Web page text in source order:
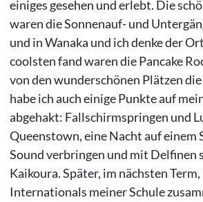
einiges gesehen und erlebt. Die
waren die Sonnenauf- und
und in Wanaka und ich denke der
coolsten fand waren die Pancake
von den wunderschönen Plätzen die
habe ich auch einige Punkte auf
abgehakt: Fallschirmspringen und
Queenstown, eine Nacht auf
Sound verbringen und mit Delfinen
Kaikoura. Später, im nächsten
Internationals meiner Schule